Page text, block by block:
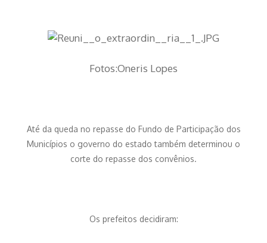
Fotos:Oneris Lopes
Até da queda no repasse do Fundo de Participação dos
Municípios o governo do estado também determinou o
corte do repasse dos convênios.
Os prefeitos decidiram: